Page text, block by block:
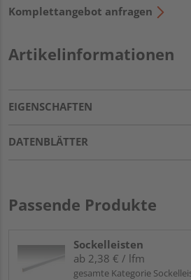
Komplettangebot anfragen
Artikelinformationen
EIGENSCHAFTEN
DATENBLÄTTER
Passende Produkte
Sockelleisten
ab 2,38 € / lfm
gesamte Kategorie